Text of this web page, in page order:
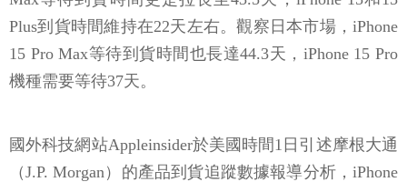
Plus到貨時間維持在22天左右。觀察日本市場，iPhone
15 Pro Max等待到貨時間也長達44.3天，iPhone 15 Pro
機種需要等待37天。
國外科技網站Appleinsider於美國時間1日引述摩根大通
（J.P. Morgan）的產品到貨追蹤數據報導分析，iPhone